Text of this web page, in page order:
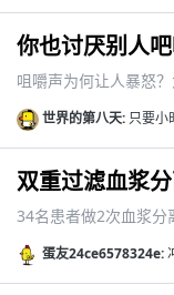
你也讨厌别人
咀嚼声为何让人暴怒
世界的第八天: 只要小
双重过滤血浆
34名患者做2次血浆分
蛋友24ce6578324e: